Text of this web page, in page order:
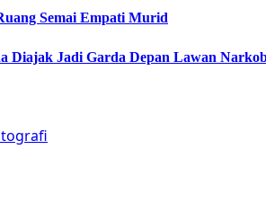
Semai Empati Murid
Diajak Jadi Garda Depan Lawan